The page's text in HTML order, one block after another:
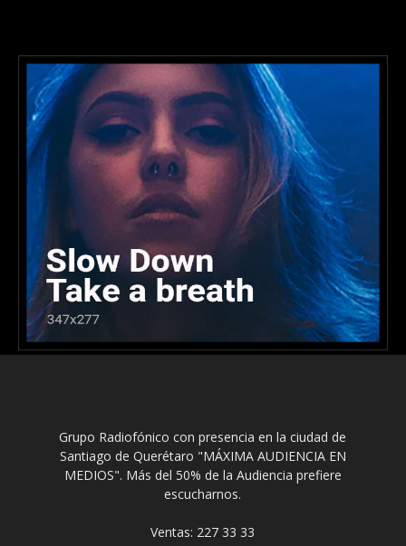
Grupo Radiofónico con presencia en la ciudad de
Santiago de Querétaro "MÁXIMA AUDIENCIA EN
MEDIOS". Más del 50% de la Audiencia prefiere
escucharnos.
Ventas: 227 33 33